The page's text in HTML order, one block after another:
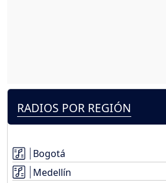
RADIOS POR REGIÓN
Bogotá
Medellín